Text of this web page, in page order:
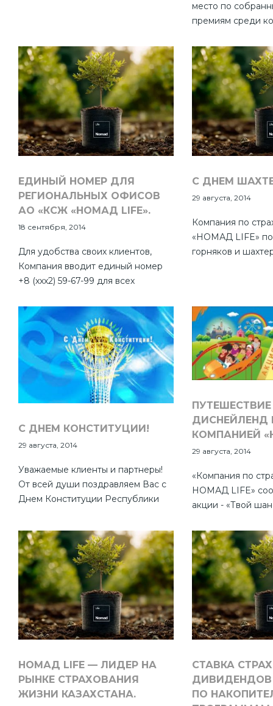
место по
премиям среди
среди всех
Республики
занимаем первое
КСЖ по размеру
страховым
выплатам нашим
ЕДИНЫЙ НОМЕР ДЛЯ
РЕГИОНАЛЬНЫХ ОФИСОВ
АО «КСЖ «НОМАД LIFE».
18 сентября, 2014
Для удобства своих клиентов,
Компания вводит единый номер
+8 (ххх2) 59-67-99 для всех
«НОМАД LIFE» (кроме г. Семей).
Для офиса в г.Алматы - 259-67-99.
Единый телефонный номер
работает параллельно с
действующими на данный момент
телефонными номерами
региональных офисов.
С ДНЕМ
29 августа, 2014
Компания по
«НОМАД LIFE»
горняков и
подземные
доступными
ископаемых
правильности
выносливости,
шахтеров
других сфер
С ДНЕМ КОНСТИТУЦИИ!
29 августа, 2014
Уважаемые клиенты и партнеры!
От всей души поздравляем Вас с
Днем Конституции Республики
страны праздник, желаем Вам
крепкого здоровья, счастья и
благополучия, мира и согласия,
дальнейшего процветания
нашему общему дому -
Казахстану!
ПУТЕШЕСТВИЕ
ДИСНЕЙЛЕНД
КОМПАНИЕЙ
29 августа, 2014
«Компания по
НОМАД LIFE»
акции - «Твой
пройдет с 1
1 ноября
НОМАД LIFE — ЛИДЕР НА
РЫНКЕ СТРАХОВАНИЯ
ЖИЗНИ КАЗАХСТАНА.
СТАВКА
ДИВИДЕНДОВ
ПО